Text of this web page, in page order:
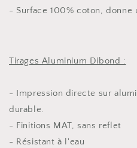
- Surface 100% coton,
Tirages Aluminium Dibond :
- Impression directe sur
durable.
- Finitions MAT, sans reflet
- Résistant à l'eau